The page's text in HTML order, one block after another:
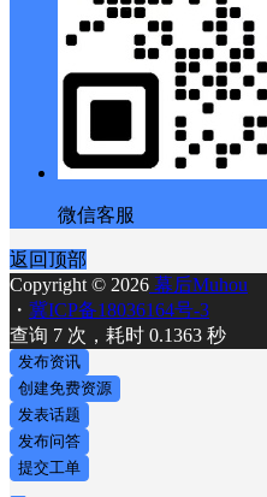
微信客服
返回顶部
Copyright © 2026 幕后Muhou
・ 冀ICP备18036164号-3
查询 7 次，耗时 0.1363 秒
发布资讯
创建免费资源
发表话题
发布问答
提交工单